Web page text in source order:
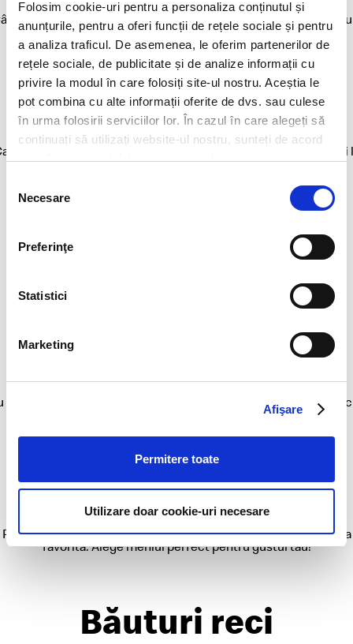
Folosim cookie-uri pentru a personaliza conținutul și
anunțurile, pentru a oferi funcții de rețele sociale și pentru
a analiza traficul. De asemenea, le oferim partenerilor de
rețele sociale, de publicitate și de analize informații cu
privire la modul în care folosiți site-ul nostru. Aceștia le
pot combina cu alte informații oferite de dvs. sau culese
în urma folosirii serviciilor lor. În cazul în care alegeți să
continuați să utilizați website-ul nostru, sunteți de acord
cu utilizarea modulelor noastre cookie.
consimțământului
Necesare
Preferinţe
Statistici
Marketing
Afişare
Permitere toate
Utilizare doar cookie-uri necesare
Ești pe fugă?
n-ai timp de masă, treci pe la Mec și potolește-ți foamea
gustare rapidă!
McCafé®
Ne vedem la cafea
sau limonadă și o prăjitură alături. Răsfață-te așa cum vrei
McCafé®!
Happy Meal®
Meniul plin de zâmbete te așteaptă mereu cu noi surprize.
ce sos preferi să fie cartofii? Sau poate azi ai adăuga ceva
burgerului tău? Câte sosuri, atâtea opțiuni.
Meniuri
Produsul tău preferat, alături de o porție de cartofi și băutura ta
favorită. Alege meniul perfect pentru gustul tău!
Băuturi reci